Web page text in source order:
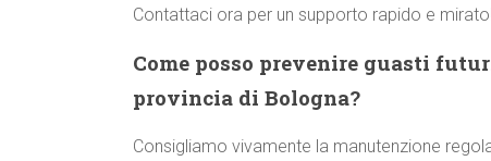
Contattaci ora per un supporto rapido e
Come posso prevenire guasti
provincia di Bologna?
Consigliamo vivamente la manutenzione